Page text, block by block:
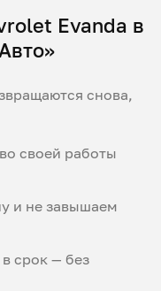
Evanda в
снова,
своей работы
и не завышаем
срок — без